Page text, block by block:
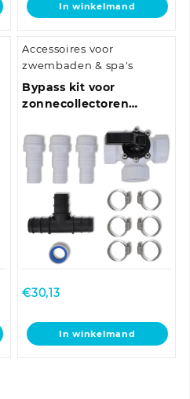
In winkelmand
Accessoires voor
zwembaden & spa's
Bypass kit voor
zonnecollectoren
€30,13
In winkelmand